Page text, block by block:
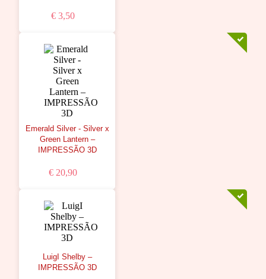
€ 3,50
Emerald Silver - Silver x
Green Lantern –
IMPRESSÃO 3D
€ 20,90
LuigI Shelby –
IMPRESSÃO 3D